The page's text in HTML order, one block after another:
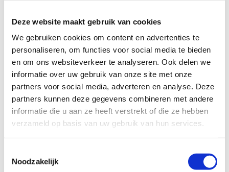
Deze website maakt gebruik van cookies
We gebruiken cookies om content en advertenties te
personaliseren, om functies voor social media te bieden
en om ons websiteverkeer te analyseren. Ook delen we
informatie over uw gebruik van onze site met onze
partners voor social media, adverteren en analyse. Deze
partners kunnen deze gegevens combineren met andere
informatie die u aan ze heeft verstrekt of die ze hebben
verzameld op basis van uw gebruik van hun services.
Noodzakelijk
comfortabel 100m kan zwemmen
van 13u tot 14u
De lessenreeks start op 23 mei en eindigt op
13 juni 2026
Kostprijs: €76 (€19 per les)
Schrijf je in